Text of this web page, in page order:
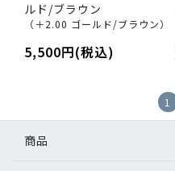
ルド/ブラウン
（＋2.00 ゴールド/ブラウン）
5,500円(税込)
1
商品